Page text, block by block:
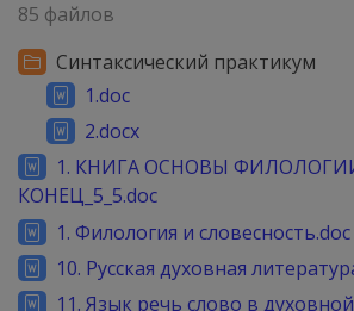
85 файлов
Синтаксический практикум
1.doc
2.docx
1. КНИГА ОСНОВЫ
КОНЕЦ_5_5.doc
1. Филология и словесность.doc
10. Русская духовная
11. Язык речь слово в